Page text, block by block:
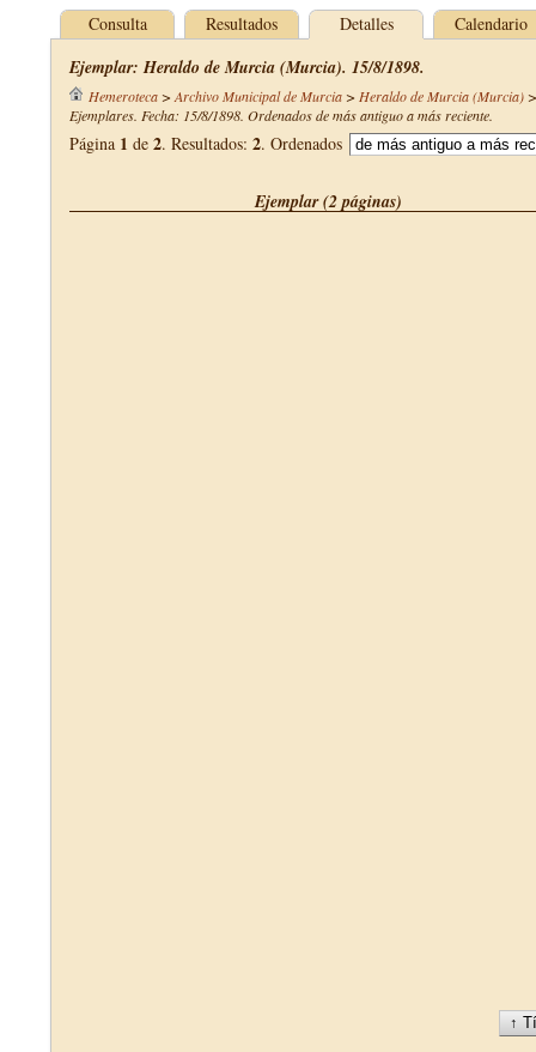
Consulta Resultados Detalles Calendario
Ejemplar: Heraldo de Murcia (Murcia). 15/8/1898.
Hemeroteca> Archivo Municipal de Murcia> Heraldo de Murcia (Murcia)
Ejemplares. Fecha: 15/8/1898. Ordenados de más antiguo a más reciente.
Página 1 de 2. Resultados: 2. Ordenados
Ejemplar (2 páginas)